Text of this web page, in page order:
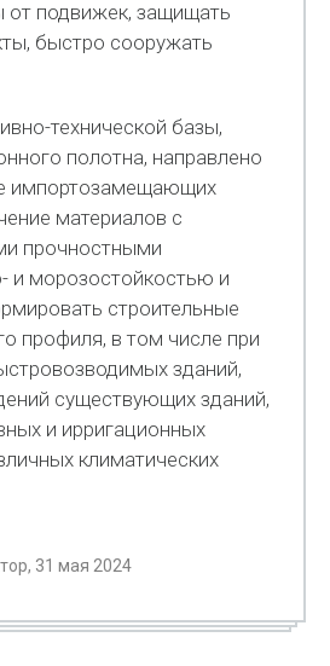
от подвижек, защищать
быстро сооружать
технической базы,
полотна, направлено
импортозамещающих
материалов с
прочностными
и морозостойкостью и
строительные
профиля, в том числе при
зданий,
существующих зданий,
и ирригационных
климатических
31 мая 2024